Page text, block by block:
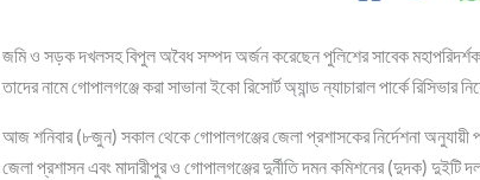
জমি ও সড়ক দখলসহ বিপুল অবৈধ সম্পদ অর্জন করেছেন পুলিশের সাবেক
তাদের নামে গোপালগঞ্জে করা সাভানা ইকো রিসোর্ট অ্যান্ড ন্যাচারাল পার্কে রিসিভার
আজ শনিবার (৮জুন) সকাল থেকে গোপালগঞ্জের জেলা প্রশাসকের নির্দেশনা অনুযায়ী
জেলা প্রশাসন এবং মাদারীপুর ও গোপালগঞ্জের দুর্নীতি দমন কমিশনের (দুদক) দুইটি